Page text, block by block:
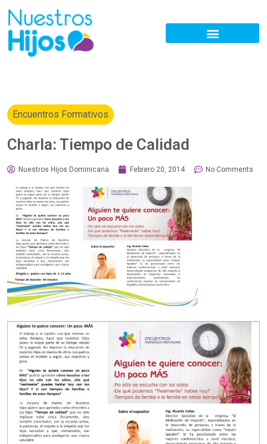
Encuentros Formativos
Charla: Tiempo de Calidad
Nuestros Hijos Dominicana Febrero 20, 2014 No Comments